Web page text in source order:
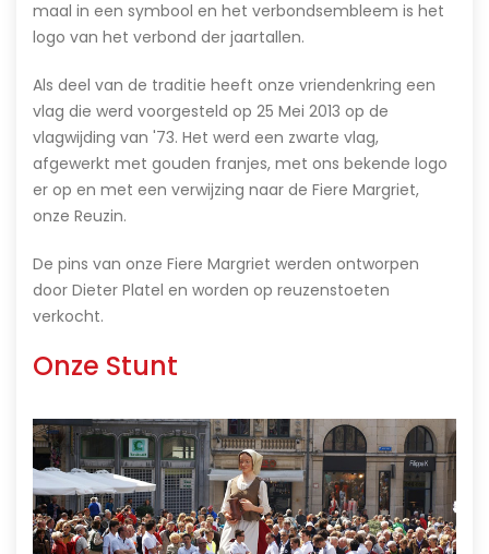
maal in een symbool en het verbondsembleem is het
logo van het verbond der jaartallen.
Als deel van de traditie heeft onze vriendenkring een
vlag die werd voorgesteld op 25 Mei 2013 op de
vlagwijding van '73. Het werd een zwarte vlag,
afgewerkt met gouden franjes, met ons bekende logo
er op en met een verwijzing naar de Fiere Margriet,
onze Reuzin.
De pins van onze Fiere Margriet werden ontworpen
door Dieter Platel en worden op reuzenstoeten
verkocht.
Onze Stunt